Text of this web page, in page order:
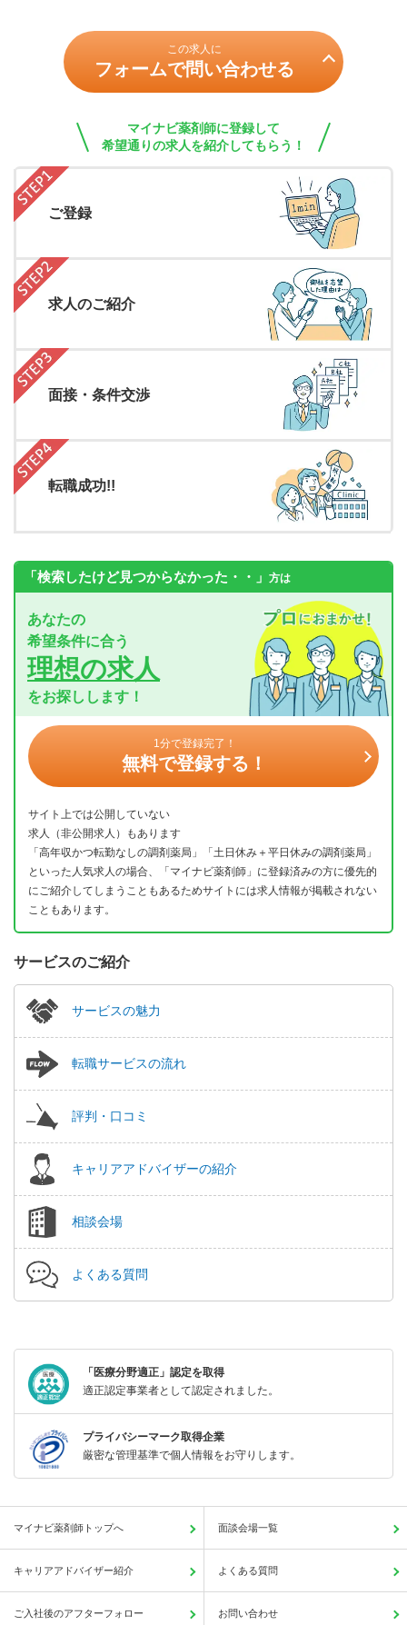
この求人に
フォームで問い合わせる
マイナビ薬剤師に登録して
希望通りの求人を紹介してもらう！
ご登録
求人のご紹介
面接・条件交渉
転職成功!!
「検索したけど見つからなかった・・」 方は
あなたの
希望条件に合う
理想の求人
をお探しします！
1分で登録完了！
無料で登録する！
サイト上では公開していない
求人（非公開求人）もあります
「高年収かつ転勤なしの調剤薬局」「土日休み＋平日休みの調剤薬局」
といった人気求人の場合、「マイナビ薬剤師」に登録済みの方に優先的
にご紹介してしまうこともあるためサイトには求人情報が掲載されない
こともあります。
サービスのご紹介
サービスの魅力
転職サービスの流れ
評判・口コミ
キャリアアドバイザーの紹介
相談会場
よくある質問
「医療分野適正」認定を取得
適正認定事業者として認定されました。
プライバシーマーク取得企業
厳密な管理基準で個人情報をお守りします。
マイナビ薬剤師トップへ 面談会場一覧
キャリアアドバイザー紹介 よくある質問
ご入社後のアフターフォロー お問い合わせ